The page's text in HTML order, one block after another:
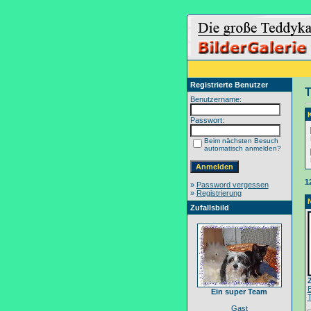
Registrierte Benutzer
Benutzername:
Passwort:
Beim nächsten Besuch
automatisch anmelden?
» Password vergessen
» Registrierung
Zufallsbild
Ein super Team
Gast